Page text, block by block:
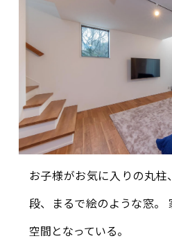
お子様がお気に入りの丸
段、まるで絵のような窓。
空間となっている。